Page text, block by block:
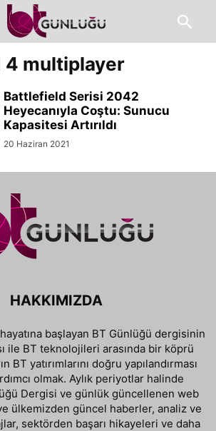
multiplayer
Battlefield Serisi 2042
Heyecanıyla Coştu: Sunucu
Kapasitesi Artırıldı
20 Haziran 2021
HAKKIMIZDA
hayatına başlayan BT Günlüğü dergisinin
ile BT teknolojileri arasında bir köprü
BT yatırımlarını doğru yapılandırması
olmak. Aylık periyotlar halinde
Dergisi ve günlük güncellenen web
ülkemizden güncel haberler, analiz ve
sektörden başarı hikayeleri ve daha